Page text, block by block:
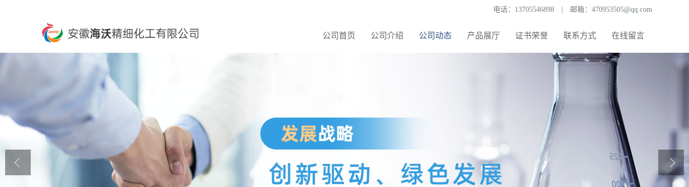
电话： 13705546898 邮箱： 470953505@qq.com
公司首页 公司介绍 公司动态 产品展厅 证书荣誉 联系方式 在线留言
公司首页
证书荣誉
联系方式
在线留言